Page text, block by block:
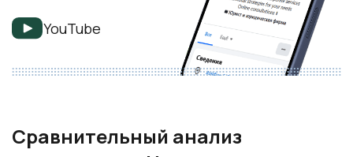
Сравнительный анализ
программ